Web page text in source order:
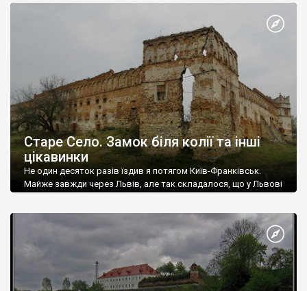
Старе Село. Замок біля колії та інші
цікавинки
Не один десяток разів їздив я потягом Київ-Франківськ.
Майже завжди через Львів, але так складалося, що у Львові